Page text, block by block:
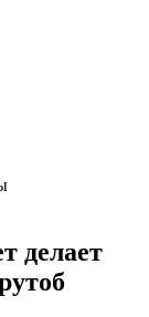
делает